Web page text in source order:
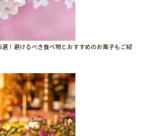
！避けるべき食べ物とおすすめのお菓子もご紹